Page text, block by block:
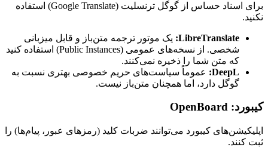
برای اسناد حساس از گوگل ترنسلیت (Google Translate) استفاده
نکنید.
LibreTranslate: یک موتور ترجمه متن‌باز و قابل میزبانی
شخصی. از نسخه‌های عمومی (Public Instances) استفاده کنید
که متن شما را ذخیره نمی‌کنند.
DeepL:
عموماً سیاست‌های حریم خصوصی بهتری نسبت به
گوگل دارد، اما همچنان متن‌باز نیست.
کیبورد: OpenBoard
اپلیکیشن‌های کیبورد می‌توانند ضربات کلید (رمزهای عبور، پیام‌ها) را
ثبت کنند.